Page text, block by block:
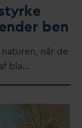
ben
når de
bla…